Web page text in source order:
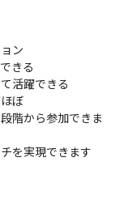
ン
きる
活躍できる
ぼ
階から参加できま
を実現できます